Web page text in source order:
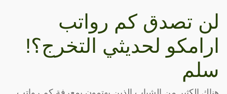
لن تصدق كم رواتب
ارامكو لحديثي التخرج؟!
سلم